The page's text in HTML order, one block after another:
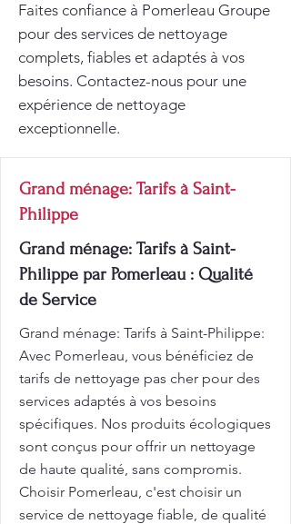
Faites confiance à Pomerleau Groupe
pour des services de nettoyage
complets, fiables et adaptés à vos
besoins. Contactez-nous pour une
expérience de nettoyage
exceptionnelle.
Grand ménage: Tarifs à Saint-
Philippe
Grand ménage: Tarifs à Saint-
Philippe par Pomerleau : Qualité
de Service
Grand ménage: Tarifs à Saint-Philippe:
Avec Pomerleau, vous bénéficiez de
tarifs de nettoyage pas cher pour des
services adaptés à vos besoins
spécifiques. Nos produits écologiques
sont conçus pour offrir un nettoyage
de haute qualité, sans compromis.
Choisir Pomerleau, c'est choisir un
service de nettoyage fiable, de qualité